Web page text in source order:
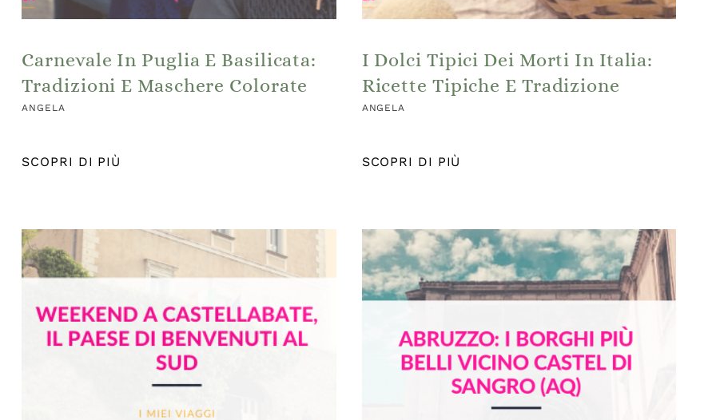
Carnevale In Puglia E Basilicata:
Tradizioni E Maschere Colorate
ANGELA
SCOPRI DI PIÙ
I Dolci Tipici Dei Morti In Italia:
Ricette Tipiche E Tradizione
ANGELA
SCOPRI DI PIÙ